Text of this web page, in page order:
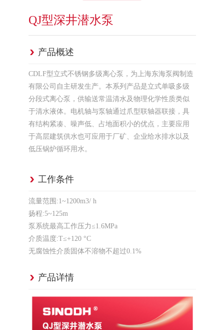
QJ型深井潜水泵
产品概述
CDLF型立式不锈钢多级离心泵，为上海东海泵阀制造
有限公司自主研发生产。本系列产品是立式单吸多级
分段式离心泵，供输送常温清水及物理化学性质类似
于清水液体。电机轴与泵轴通过爪型联轴器联接，具
有结构紧凑、噪声低、占地面积小的优点，主要应用
于高层建筑供水也可应用于厂矿、企业给水排水以及
低压锅炉循环用水。
工作条件
流量范围:1~1200m3/ h
扬程:5~125m
泵系统最高工作压力≤1.6MPa
介质温度:T≤+120 °C
无腐蚀性介质固体不溶物不超过0.1%
产品详情